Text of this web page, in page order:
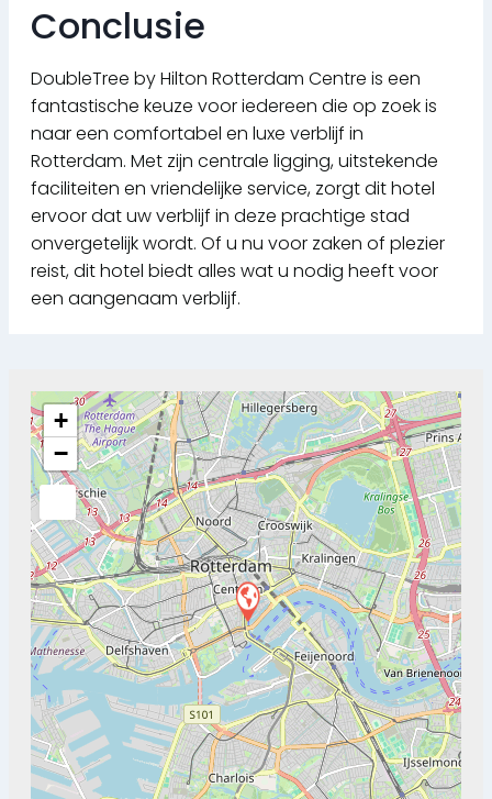
Conclusie
DoubleTree by Hilton Rotterdam Centre is een
fantastische keuze voor iedereen die op zoek is
naar een comfortabel en luxe verblijf in
Rotterdam. Met zijn centrale ligging, uitstekende
faciliteiten en vriendelijke service, zorgt dit hotel
ervoor dat uw verblijf in deze prachtige stad
onvergetelijk wordt. Of u nu voor zaken of plezier
reist, dit hotel biedt alles wat u nodig heeft voor
een aangenaam verblijf.
+
−